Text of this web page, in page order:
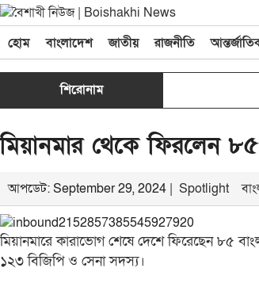
হোম বাংলাদেশ জাতীয় রাজনীতি
শিরোনাম
মিয়ানমার থেকে ফিরলেন
আপডেট: September 29, 2024 | Spotlight
মিয়ানমারে কারাভোগ শেষে দেশে ফিরেছেন ৮৫
১২৩ বিজিপি ও সেনা সদস্য।